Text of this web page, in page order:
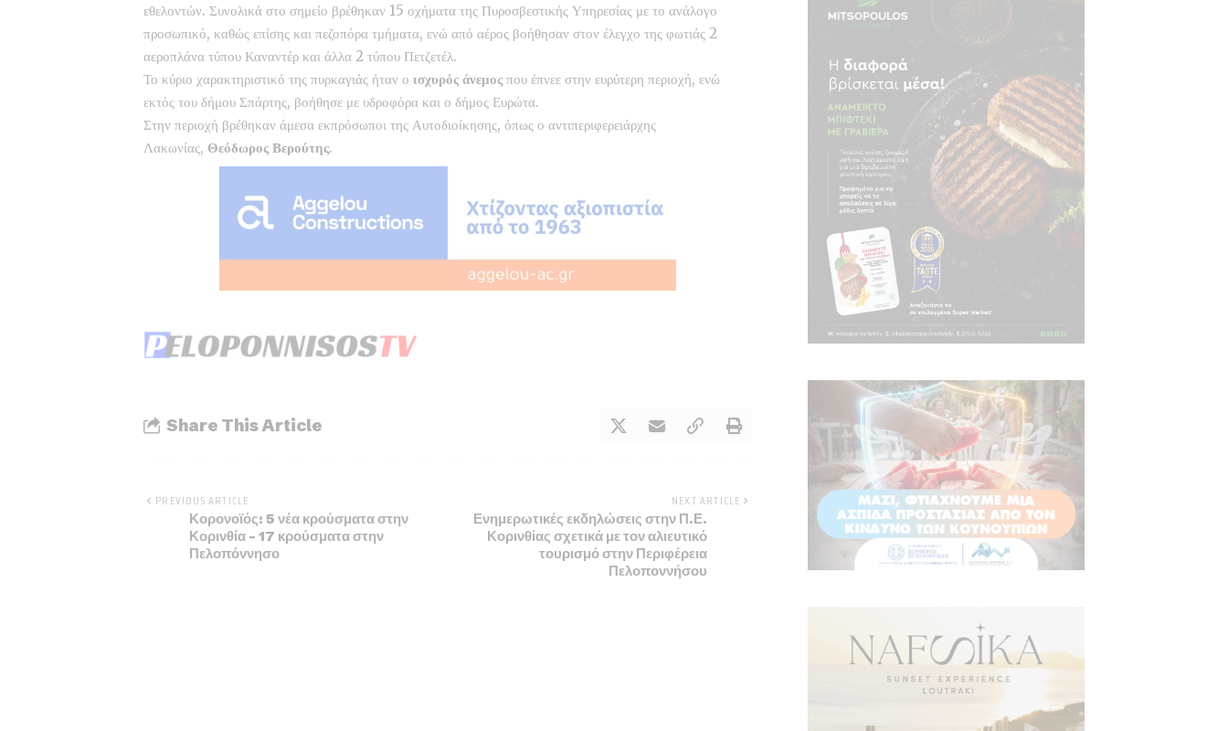
εθελοντών. Συνολικά στο σημείο βρέθηκαν 15 οχήματα της Πυροσβεστικής Υπηρεσίας με το ανάλογο
προσωπικό, καθώς επίσης και πεζοπόρα τμήματα, ενώ από αέρος βοήθησαν στον έλεγχο της φωτιάς 2
αεροπλάνα τύπου Καναντέρ και άλλα 2 τύπου Πετζετέλ.
Το κύριο χαρακτηριστικό της πυρκαγιάς ήταν ο ισχυρός άνεμος που έπνεε στην ευρύτερη περιοχή, ενώ
εκτός του δήμου Σπάρτης, βοήθησε με υδροφόρα και ο δήμος Ευρώτα.
Στην περιοχή βρέθηκαν άμεσα εκπρόσωποι της Αυτοδιοίκησης, όπως ο αντιπεριφερειάρχης
Λακωνίας, Θεόδωρος Βερούτης.
Share This Article
PREVIOUS ARTICLE
Κορονοϊός: 5 νέα κρούσματα στην
Κορινθία – 17 κρούσματα στην
Πελοπόννησο
NEXT ARTICLE
Ενημερωτικές εκδηλώσεις στην Π.Ε.
Κορινθίας σχετικά με τον αλιευτικό
τουρισμό στην Περιφέρεια
Πελοποννήσου